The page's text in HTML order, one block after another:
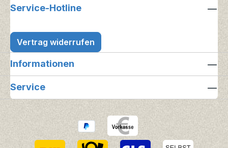
Service-Hotline
Vertrag widerrufen
Informationen
Service